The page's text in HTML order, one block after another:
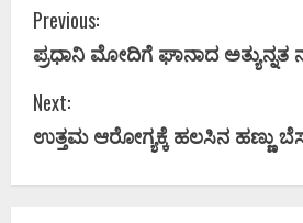
C
o
n
Previous:
ಪ್ರಧಾನಿ ಮೋದಿಗೆ ಘಾನಾದ ಅತ್ಯುನ್ನತ
Next:
ಉತ್ತಮ ಆರೋಗ್ಯಕ್ಕೆ ಹಲಸಿನ ಹಣ್ಣು